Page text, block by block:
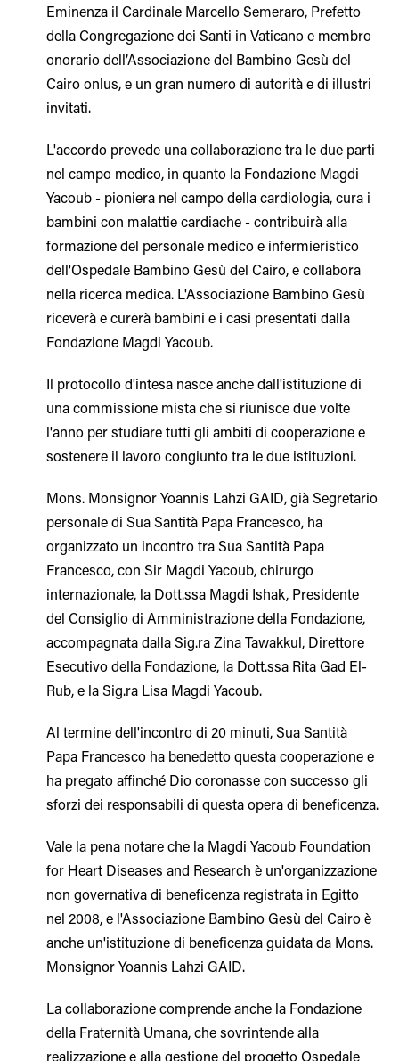
Eminenza il Cardinale Marcello Semeraro, Prefetto
della Congregazione dei Santi in Vaticano e membro
onorario dell’Associazione del Bambino Gesù del
Cairo onlus, e un gran numero di autorità e di illustri
invitati.
L'accordo prevede una collaborazione tra le due parti
nel campo medico, in quanto la Fondazione Magdi
Yacoub - pioniera nel campo della cardiologia, cura i
bambini con malattie cardiache - contribuirà alla
formazione del personale medico e infermieristico
dell'Ospedale Bambino Gesù del Cairo, e collabora
nella ricerca medica. L'Associazione Bambino Gesù
riceverà e curerà bambini e i casi presentati dalla
Fondazione Magdi Yacoub.
Il protocollo d'intesa nasce anche dall'istituzione di
una commissione mista che si riunisce due volte
l'anno per studiare tutti gli ambiti di cooperazione e
sostenere il lavoro congiunto tra le due istituzioni.
Mons. Monsignor Yoannis Lahzi GAID, già Segretario
personale di Sua Santità Papa Francesco, ha
organizzato un incontro tra Sua Santità Papa
Francesco, con Sir Magdi Yacoub, chirurgo
internazionale, la Dott.ssa Magdi Ishak, Presidente
del Consiglio di Amministrazione della Fondazione,
accompagnata dalla Sig.ra Zina Tawakkul, Direttore
Esecutivo della Fondazione, la Dott.ssa Rita Gad El-
Rub, e la Sig.ra Lisa Magdi Yacoub.
Al termine dell'incontro di 20 minuti, Sua Santità
Papa Francesco ha benedetto questa cooperazione e
ha pregato affinché Dio coronasse con successo gli
sforzi dei responsabili di questa opera di beneficenza.
Vale la pena notare che la Magdi Yacoub Foundation
for Heart Diseases and Research è un'organizzazione
non governativa di beneficenza registrata in Egitto
nel 2008, e l'Associazione Bambino Gesù del Cairo è
anche un'istituzione di beneficenza guidata da Mons.
Monsignor Yoannis Lahzi GAID.
La collaborazione comprende anche la Fondazione
della Fraternità Umana, che sovrintende alla